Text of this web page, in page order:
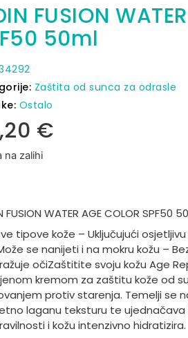
FUSION
50ml
Zaštita od sunca za odrasle
Ostalo
€
na zalihi
FUSION WATER AGE COLOR SPF50
tipove kože – Uključujući
se nanijeti i na mokru kožu –
očiZaštitite svoju kožu Age
kremom za zaštitu kože od
protiv starenja. Temelji se
laganu teksturu te ujednačava
i kožu intenzivno hidratizira.